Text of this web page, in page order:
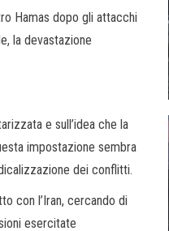
Hamas dopo gli attacchi
la devastazione
e sull’idea che la
impostazione sembra
dei conflitti.
con l’Iran, cercando di
esercitate